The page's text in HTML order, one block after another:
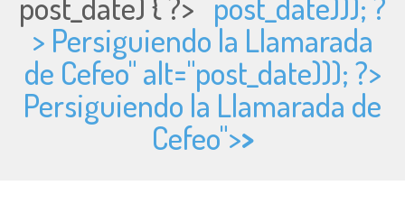
> Persiguiendo la Llamarada
de Cefeo" alt="post_date))); ?>
Persiguiendo la Llamarada de
Cefeo">>